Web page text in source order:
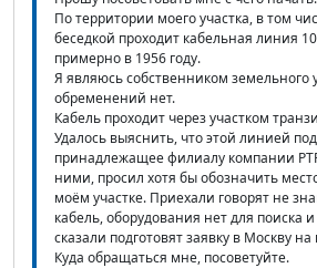
По территории моего участка, в том
беседкой проходит кабельная линия
примерно в 1956 году.
Я являюсь собственником земельного
обременений нет.
Кабель проходит через участком
Удалось выяснить, что этой линией
принадлежащее филиалу компании
ними, просил хотя бы обозначить
моём участке. Приехали говорят не
кабель, оборудования нет для поиска
сказали подготовят заявку в Москву
Куда обращаться мне, посоветуйте.